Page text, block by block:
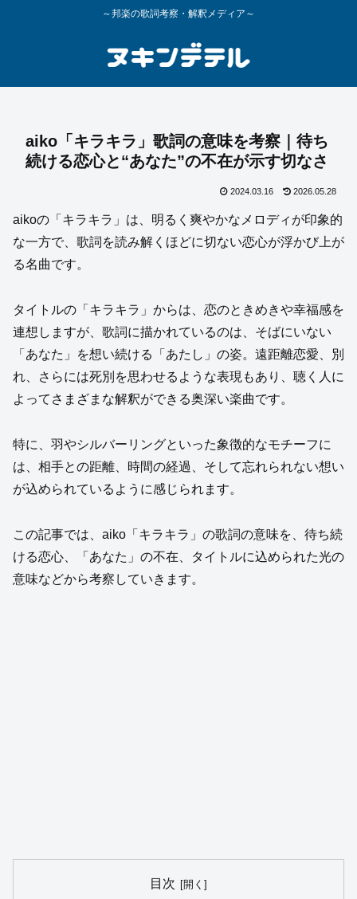
～邦楽の歌詞考察・解釈メディア～
aiko「キラキラ」歌詞の意味を考察｜待ち
続ける恋心と“あなた”の不在が示す切なさ
2024.03.16 2026.05.28
aikoの「キラキラ」は、明るく爽やかなメロディが印象的
な一方で、歌詞を読み解くほどに切ない恋心が浮かび上が
る名曲です。
タイトルの「キラキラ」からは、恋のときめきや幸福感を
連想しますが、歌詞に描かれているのは、そばにいない
「あなた」を想い続ける「あたし」の姿。遠距離恋愛、別
れ、さらには死別を思わせるような表現もあり、聴く人に
よってさまざまな解釈ができる奥深い楽曲です。
特に、羽やシルバーリングといった象徴的なモチーフに
は、相手との距離、時間の経過、そして忘れられない想い
が込められているように感じられます。
この記事では、aiko「キラキラ」の歌詞の意味を、待ち続
ける恋心、「あなた」の不在、タイトルに込められた光の
意味などから考察していきます。
目次